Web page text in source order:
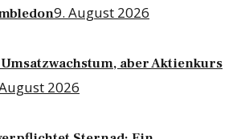
9. August 2026
Umsatzwachstum, aber Aktienkurs
2026